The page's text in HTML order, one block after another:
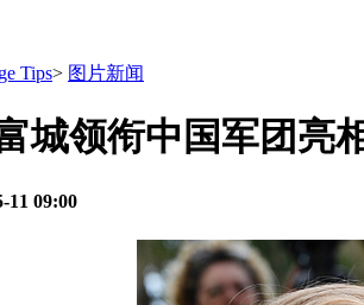
Tips> 图片新闻
城领衔中国军团亮
11 09:00